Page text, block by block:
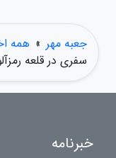
جعبه مهر » همه
سفری در قلعه
خبرنامه